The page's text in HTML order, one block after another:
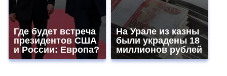
Где будет встреча
президентов США
и России: Европа?
На Урале из казны
были украдены 18
миллионов рублей